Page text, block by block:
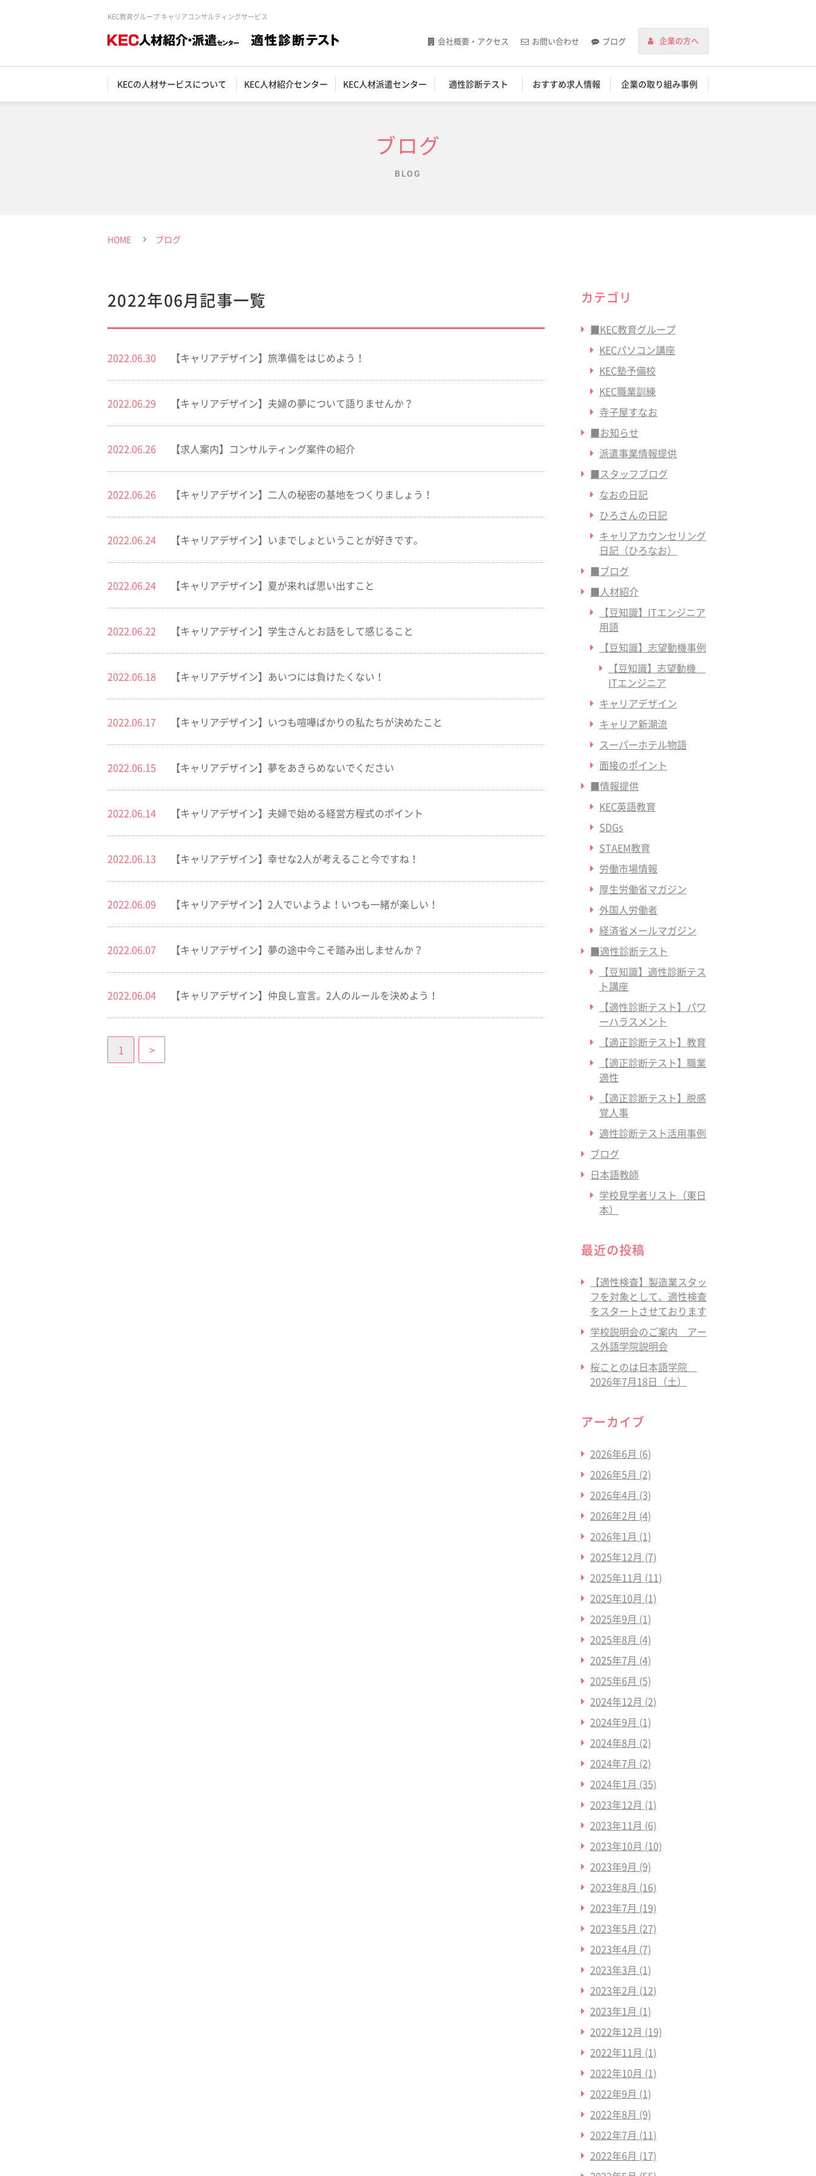
KEC教育グループ キャリアコンサルティングサービス
会社概要・アクセス お問い合わせ ブログ 企業の方へ
KECの人材サービスについて KEC人材紹介センター KEC人材派遣センター 適性診断テスト おすすめ求人情報 企業の取り組み事例
ブログ
BLOG
HOME ブログ
2022年06月記事一覧
2022.06.30 【キャリアデザイン】旅準備をはじめよう！
2022.06.29 【キャリアデザイン】夫婦の夢について語りませんか？
2022.06.26 【求人案内】コンサルティング案件の紹介
2022.06.26 【キャリアデザイン】二人の秘密の基地をつくりましょう！
2022.06.24 【キャリアデザイン】いまでしょということが好きです。
2022.06.24 【キャリアデザイン】夏が来れば思い出すこと
2022.06.22 【キャリアデザイン】学生さんとお話をして感じること
2022.06.18 【キャリアデザイン】あいつには負けたくない！
2022.06.17 【キャリアデザイン】いつも喧嘩ばかりの私たちが決めたこと
2022.06.15 【キャリアデザイン】夢をあきらめないでください
2022.06.14 【キャリアデザイン】夫婦で始める経営方程式のポイント
2022.06.13 【キャリアデザイン】幸せな2人が考えること今ですね！
2022.06.09 【キャリアデザイン】2人でいようよ！いつも一緒が楽しい！
2022.06.07 【キャリアデザイン】夢の途中今こそ踏み出しませんか？
2022.06.04 【キャリアデザイン】仲良し宣言。2人のルールを決めよう！
1 >
カテゴリ
■KEC教育グループ
KECパソコン講座
KEC塾予備校
KEC職業訓練
寺子屋すなお
■お知らせ
派遣事業情報提供
■スタッフブログ
なおの日記
ひろさんの日記
キャリアカウンセリング
日記（ひろなお）
■ブログ
■人材紹介
【豆知識】ITエンジニア
用語
【豆知識】志望動機事例
【豆知識】志望動機
ITエンジニア
キャリアデザイン
キャリア新潮流
スーパーホテル物語
面接のポイント
■情報提供
KEC英語教育
SDGs
STAEM教育
労働市場情報
厚生労働省マガジン
外国人労働者
経済省メールマガジン
■適性診断テスト
【豆知識】適性診断テス
ト講座
【適性診断テスト】パワ
ーハラスメント
【適正診断テスト】教育
【適正診断テスト】職業
適性
【適正診断テスト】脱感
覚人事
適性診断テスト活用事例
ブログ
日本語教師
学校見学者リスト（東日
本）
最近の投稿
【適性検査】製造業スタッ
フを対象として、適性検査
をスタートさせております
学校説明会のご案内 アー
ス外語学院説明会
桜ことのは日本語学院
2026年7月18日（土）
アーカイブ
2026年6月 (6)
2026年5月 (2)
2026年4月 (3)
2026年2月 (4)
2026年1月 (1)
2025年12月 (7)
2025年11月 (11)
2025年10月 (1)
2025年9月 (1)
2025年8月 (4)
2025年7月 (4)
2025年6月 (5)
2024年12月 (2)
2024年9月 (1)
2024年8月 (2)
2024年7月 (2)
2024年1月 (35)
2023年12月 (1)
2023年11月 (6)
2023年10月 (10)
2023年9月 (9)
2023年8月 (16)
2023年7月 (19)
2023年5月 (27)
2023年4月 (7)
2023年3月 (1)
2023年2月 (12)
2023年1月 (1)
2022年12月 (19)
2022年11月 (1)
2022年10月 (1)
2022年9月 (1)
2022年8月 (9)
2022年7月 (11)
2022年6月 (17)